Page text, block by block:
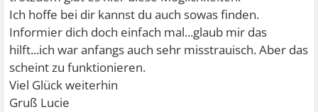
Ich hoffe bei dir kannst du auch sowas finden.
Informier dich doch einfach mal...glaub mir das
hilft...ich war anfangs auch sehr misstrauisch. Aber das
scheint zu funktionieren.
Viel Glück weiterhin
Gruß Lucie